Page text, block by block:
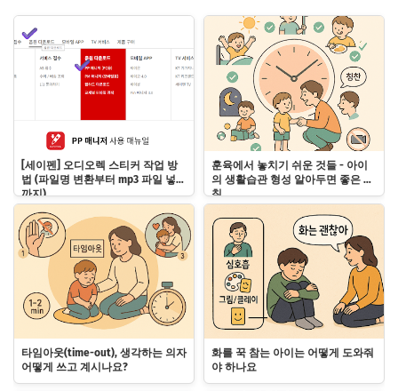
[세이펜] 오디오렉 스티커 작업 방
법 (파일명 변환부터 mp3 파일 넣기
까지)
훈육에서 놓치기 쉬운 것들 - 아이
의 생활습관 형성 알아두면 좋은 원
칙
타임아웃(time-out), 생각하는 의자
어떻게 쓰고 계시나요?
화를 꾹 참는 아이는 어떻게 도와줘
야 하나요